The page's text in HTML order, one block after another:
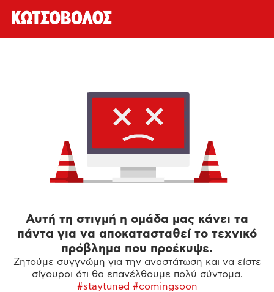
Αυτή τη στιγμή η ομάδα μας κάνει τα
πάντα για να αποκατασταθεί το τεχνικό
πρόβλημα που προέκυψε.
Ζητούμε συγγνώμη για την αναστάτωση και να είστε
σίγουροι ότι θα επανέλθουμε πολύ σύντομα.
#staytuned #comingsoon